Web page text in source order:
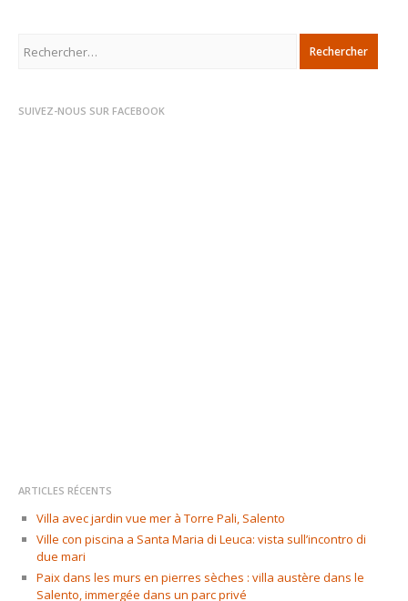
SUIVEZ-NOUS SUR FACEBOOK
ARTICLES RÉCENTS
Villa avec jardin vue mer à Torre Pali, Salento
Ville con piscina a Santa Maria di Leuca: vista sull’incontro di
due mari
Paix dans les murs en pierres sèches : villa austère dans le
Salento, immergée dans un parc privé